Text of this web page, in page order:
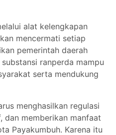
alat kelengkapan
mencermati setiap
pemerintah daerah
ranperda mampu
serta mendukung
menghasilkan regulasi
dan memberikan manfaat
Payakumbuh. Karena itu